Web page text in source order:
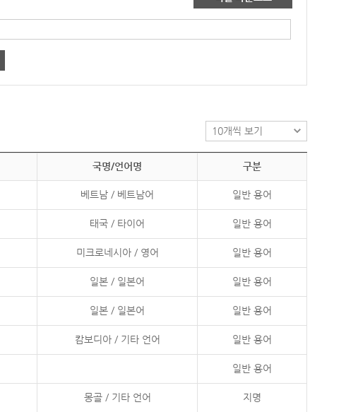
국명/언어명 구분
베트남 / 베트남어 일반 용어
태국 / 타이어 일반 용어
미크로네시아 / 영어 일반 용어
일본 / 일본어 일반 용어
일본 / 일본어 일반 용어
캄보디아 / 기타 언어 일반 용어
일반 용어
몽골 / 기타 언어 지명